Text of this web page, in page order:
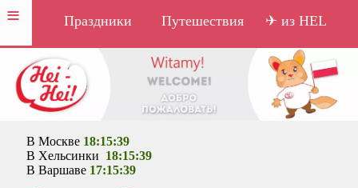
≡ Праздники Путешествия ✈ из HEL
В Москве 18:15:39
В Хельсинки 18:15:39
В Варшаве 17:15:39